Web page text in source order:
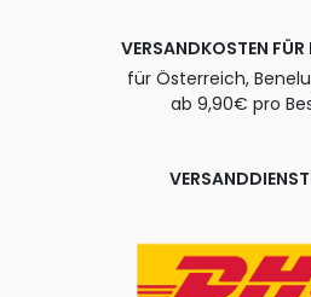
VERSANDKOSTEN
für Österreich,
ab 9,90€ pro